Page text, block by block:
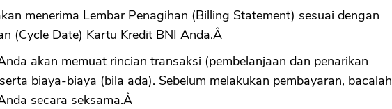
menerima Lembar Penagihan (Billing Statement) sesuai dengan
(Cycle Date) Kartu Kredit BNI Anda.Â
akan memuat rincian transaksi (pembelanjaan dan penarikan
biaya-biaya (bila ada). Sebelum melakukan pembayaran, bacalah
secara seksama.Â